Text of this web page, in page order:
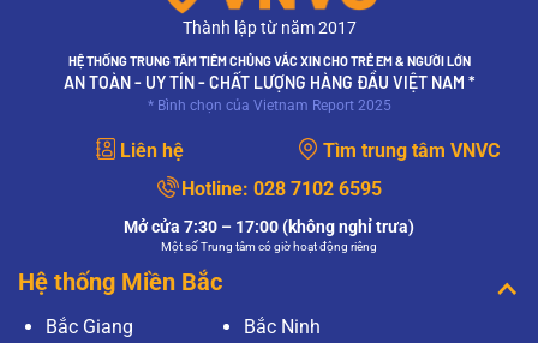
Thành lập từ năm 2017
HỆ THỐNG TRUNG TÂM TIÊM CHỦNG VẮC XIN CHO TRẺ EM & NGƯỜI LỚN
AN TOÀN - UY TÍN - CHẤT LƯỢNG HÀNG ĐẦU VIỆT NAM *
* Bình chọn của Vietnam Report 2025
Liên hệ
Tìm trung tâm VNVC
Hotline: 028 7102 6595
Mở cửa 7:30 – 17:00 (không nghỉ trưa)
Một số Trung tâm có giờ hoạt động riêng
Hệ thống Miền Bắc
Bắc Giang
Bắc Ninh